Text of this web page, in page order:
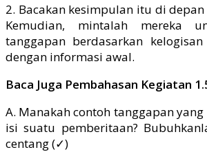
2. Bacakan kesimpulan itu di
Kemudian, mintalah mereka
tanggapan berdasarkan
dengan informasi awal.
Baca Juga Pembahasan Kegiatan
A. Manakah contoh tanggapan
isi suatu pemberitaan?
centang (✓)